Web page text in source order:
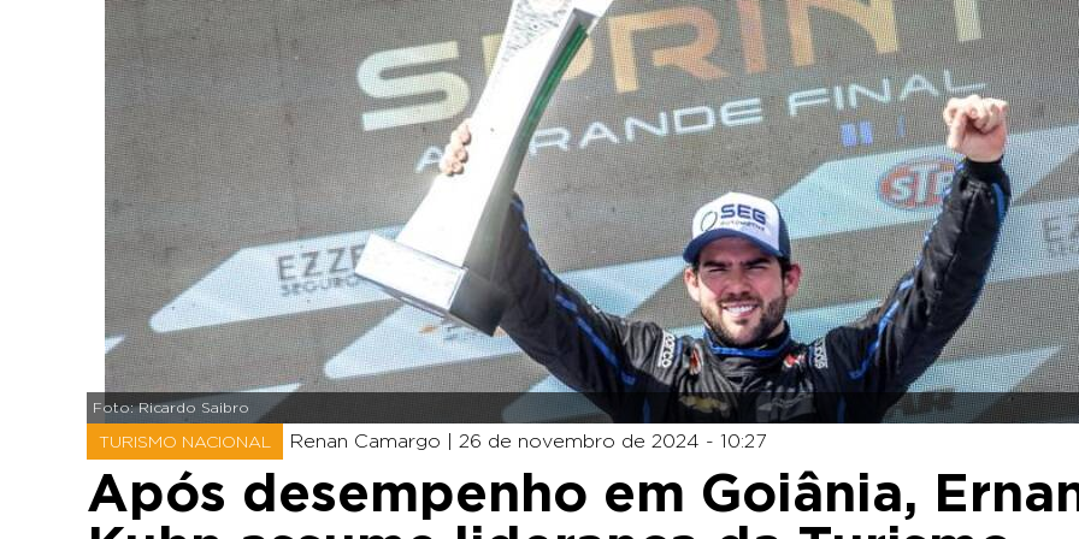
Foto: Ricardo Saibro
TURISMO NACIONAL Renan Camargo | 26 de novembro de 2024 - 10:27
Após desempenho em Goiânia,